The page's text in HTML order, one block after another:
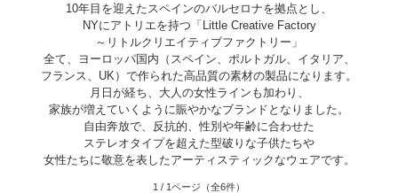
10年目を迎えたスペインのバルセロナを拠点とし、
NYにアトリエを持つ「Little Creative Factory
～リトルクリエイティブファクトリー」
全て、ヨーロッパ国内（スペイン、ポルトガル、イタリア、
フランス、UK）で作られた高品質の素材の製品になります。
月日が経ち、大人の女性ラインも加わり、
家族が増えていくように賑やかなブランドとなりました。
自由奔放で、反抗的、性別や年齢に合わせた
ステレオタイプを超えた型破りな子供たちや
女性たちに敬意を表したアーティスティックなウェアです。
1 / 1ページ （全6件）